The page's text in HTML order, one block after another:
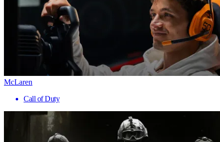
McLaren
Call of Duty